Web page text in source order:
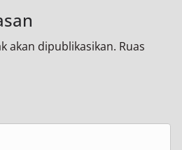
akan dipublikasikan. Ruas